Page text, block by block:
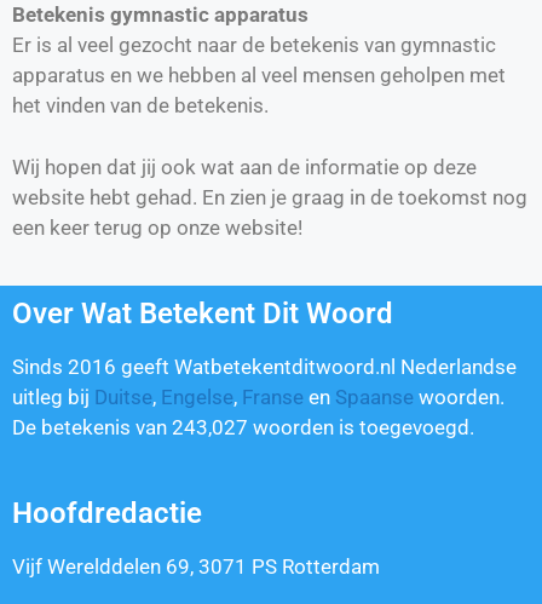
Betekenis gymnastic apparatus
Er is al veel gezocht naar de betekenis van gymnastic
apparatus en we hebben al veel mensen geholpen met
het vinden van de betekenis.
Wij hopen dat jij ook wat aan de informatie op deze
website hebt gehad. En zien je graag in de toekomst nog
een keer terug op onze website!
Over Wat Betekent Dit Woord
Sinds 2016 geeft Watbetekentditwoord.nl Nederlandse
uitleg bij Duitse, Engelse, Franse en Spaanse woorden.
De betekenis van 243,027 woorden is toegevoegd.
Hoofdredactie
Vijf Werelddelen 69, 3071 PS Rotterdam